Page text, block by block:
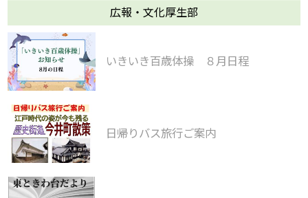
広報・文化厚生部
いきいき百歳体操 ８月日程
日帰りバス旅行ご案内